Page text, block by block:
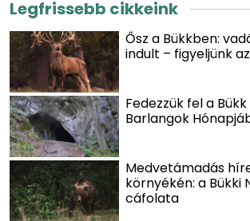
Legfrissebb cikkeink
Ősz a Bükkben:
indult – figyeljünk
Fedezzük fel a
Barlangok
Medvetámadás
környékén: a Bükki
cáfolata